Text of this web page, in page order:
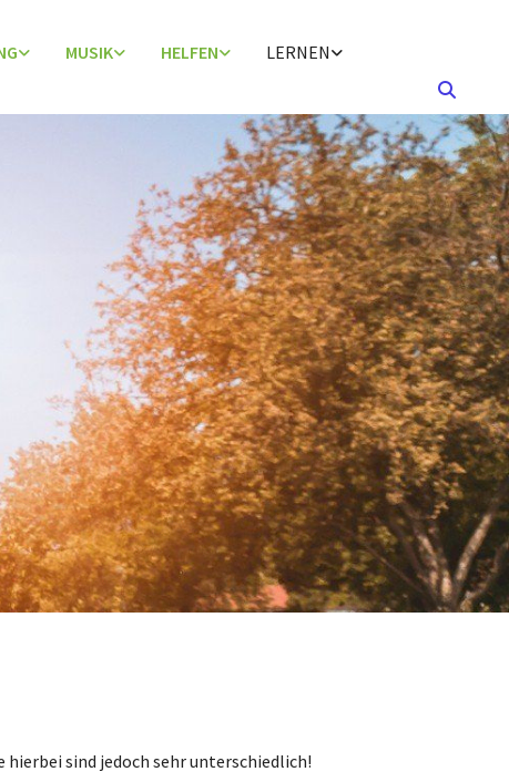
MUSIK HELFEN LERNEN
sind jedoch sehr unterschiedlich!